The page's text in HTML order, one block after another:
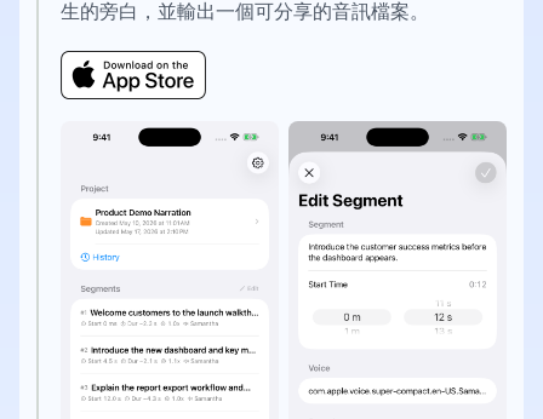
生的旁白，並輸出一個可分享的音訊檔案。